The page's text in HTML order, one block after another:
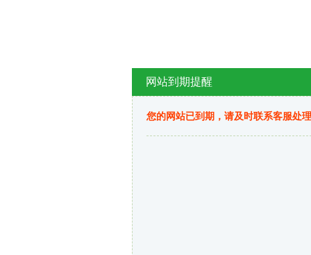
网站到期提醒
您的网站已到期，请及时联系客服处理